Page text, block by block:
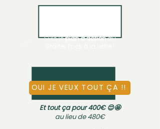
Suis leplan d'actiondu
OUI JE VEUX TOUT ÇA !!
Et tout ça pour 400€ 😌🤩
au lieu de 480€